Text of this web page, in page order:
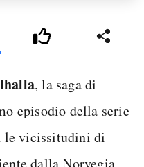
, la saga di
episodio della serie
le vicissitudini di
dalla Norvegia